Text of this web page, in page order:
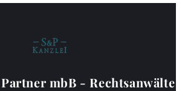
mbB - Rechtsanwälte